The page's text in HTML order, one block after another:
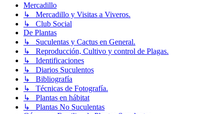
Mercadillo
↳ Mercadillo y Visitas a Viveros.
↳ Club Social
De Plantas
↳ Suculentas y Cactus en General.
↳ Reproducción, Cultivo y control de Plagas.
↳ Identificaciones
↳ Diarios Suculentos
↳ Bibliografía
↳ Técnicas de Fotografía.
↳ Plantas en hábitat
↳ Plantas No Suculentas